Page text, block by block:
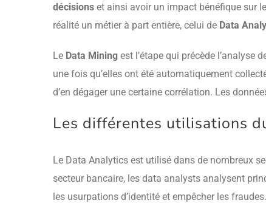
décisionset ainsi avoir un impact bénéfique sur
réalité un métier à part entière, celui de Data
Le Data Miningest l’étape qui précède l’analyse
une fois qu’elles ont été automatiquement
d’en dégager une certaine corrélation. Les
Les différentes utilisations
Le Data Analytics est utilisé dans de nombreux
secteur bancaire, les data analysts analysent
les usurpations d’identité et empêcher les